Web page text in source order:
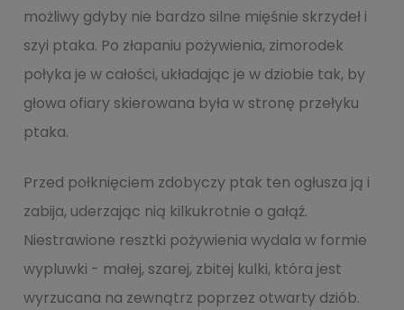
możliwy gdyby nie bardzo silne mięśnie skrzydeł i
szyi ptaka. Po złapaniu pożywienia, zimorodek
połyka je w całości, układając je w dziobie tak, by
głowa ofiary skierowana była w stronę przełyku
ptaka.
Przed połknięciem zdobyczy ptak ten ogłusza ją i
zabija, uderzając nią kilkukrotnie o gałąź.
Niestrawione resztki pożywienia wydala w formie
wypluwki - małej, szarej, zbitej kulki, która jest
wyrzucana na zewnątrz poprzez otwarty dziób.